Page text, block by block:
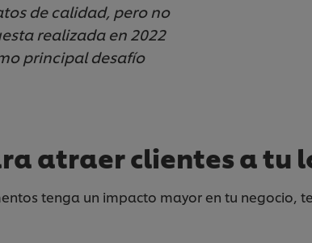
de calidad, pero no
realizada en 2022
principal desafío
atraer clientes a tu
tenga un impacto mayor en tu negocio,